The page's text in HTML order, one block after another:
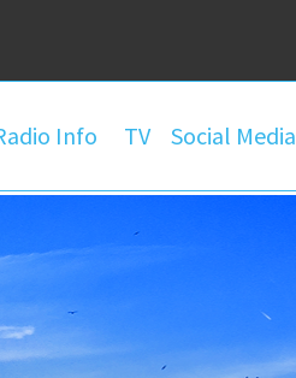
Info TV Social Media